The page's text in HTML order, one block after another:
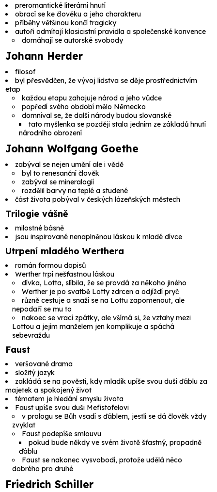
preromantické literární hnutí
obrací se ke člověku a jeho charakteru
příběhy většinou končí tragicky
autoři odmítají klasicistní pravidla a společenské konvence
domáhají se autorské svobody
Johann Herder
filosof
byl přesvědčen, že vývoj lidstva se děje prostřednictvím
etap
každou etapu zahajuje národ a jeho vůdce
popředí svého období mělo Německo
domníval se, že další národy budou slovanské
tato myšlenka se později stala jedním ze základů hnutí
národního obrození
Johann Wolfgang Goethe
zabýval se nejen umění ale i vědě
byl to renesanční člověk
zabýval se mineralogií
rozdělil barvy na teplé a studené
část života pobýval v českých lázeňských městech
Trilogie vášně
milostné básně
jsou inspirované nenaplněnou láskou k mladé dívce
Utrpení mladého Werthera
román formou dopisů
Werther trpí nešťastnou láskou
dívka, Lotta, slíbila, že se provdá za někoho jiného
Werther je po svatbě Lotty zdrcen a odjíždí pryč
různě cestuje a snaží se na Lottu zapomenout, ale
nepodaří se mu to
nakoec se vrací zpátky, ale všímá si, že vztahy mezi
Lottou a jejím manželem jen komplikuje a spáchá
sebevraždu
Faust
veršované drama
složitý jazyk
zakládá se na pověsti, kdy mladík upíše svou duší ďáblu za
majetek a spokojený život
tématem je hledání smyslu života
Faust upíše svou duši Mefistofelovi
v prologu se Bůh vsadí s ďáblem, jestli se dá člověk vždy
zvyklat
Faust podepíše smlouvu
pokud bude někdy ve svém životě šťastný, propadně
ďáblu
Faust se nakonec vysvobodí, protože udělá něco
dobrého pro druhé
Friedrich Schiller